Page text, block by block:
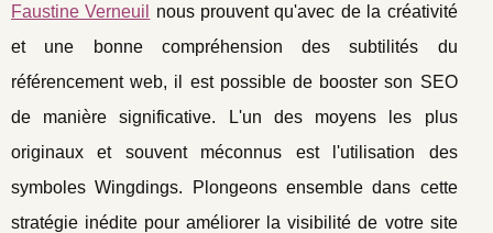
Faustine Verneuil
nous prouvent qu'avec de la créativité
et une bonne compréhension des subtilités du
référencement web, il est possible de booster son SEO
de manière significative. L'un des moyens les plus
originaux et souvent méconnus est l'utilisation des
symboles Wingdings. Plongeons ensemble dans cette
stratégie inédite pour améliorer la visibilité de votre site